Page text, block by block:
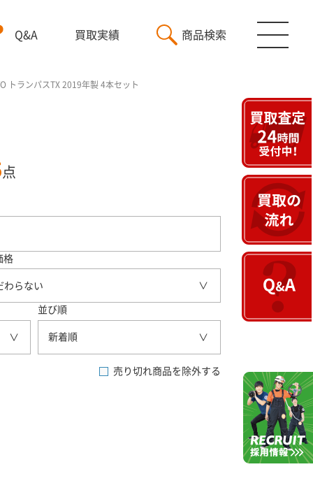
Q&A 買取実績 商品検索
トランパスTX 2019年製 4本セット
点
格
わらない
並び順
新着順
売り切れ商品を除外する